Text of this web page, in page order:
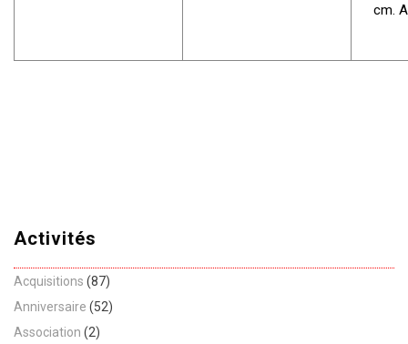
cm.
Activités
Acquisitions (87)
Anniversaire (52)
Association (2)